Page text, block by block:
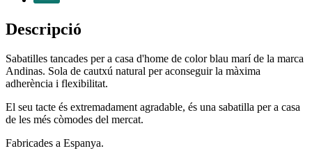
Descripció
Sabatilles tancades per a casa d'home de color blau marí de la marca
Andinas. Sola de cautxú natural per aconseguir la màxima
adherència i flexibilitat.
El seu tacte és extremadament agradable, és una sabatilla per a casa
de les més còmodes del mercat.
Fabricades a Espanya.